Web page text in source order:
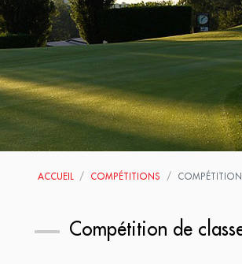
ACCUEIL COMPÉTITIONS COMPÉTITION
Compétition de